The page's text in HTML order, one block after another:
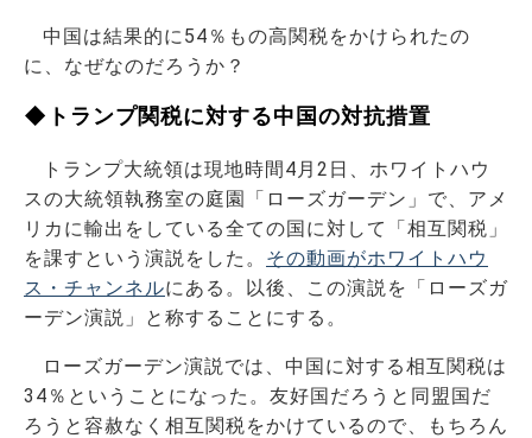
中国は結果的に54％もの高関税をかけられたの
に、なぜなのだろうか？
◆トランプ関税に対する中国の対抗措置
トランプ大統領は現地時間4月2日、ホワイトハウ
スの大統領執務室の庭園「ローズガーデン」で、アメ
リカに輸出をしている全ての国に対して「相互関税」
を課すという演説をした。 その動画がホワイトハウ
ス・チャンネルにある。以後、この演説を「ローズガ
ーデン演説」と称することにする。
ローズガーデン演説では、中国に対する相互関税は
34％ということになった。友好国だろうと同盟国だ
ろうと容赦なく相互関税をかけているので、もちろん